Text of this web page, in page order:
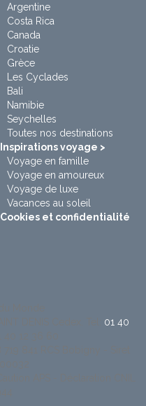
Argentine
Costa Rica
Canada
Croatie
Grèce
Les Cyclades
Bali
Namibie
Seychelles
Toutes nos destinations
Inspirations voyage >
Voyage en famille
Voyage en amoureux
Voyage de luxe
Vacances au soleil
Cookies et confidentialité
01 40